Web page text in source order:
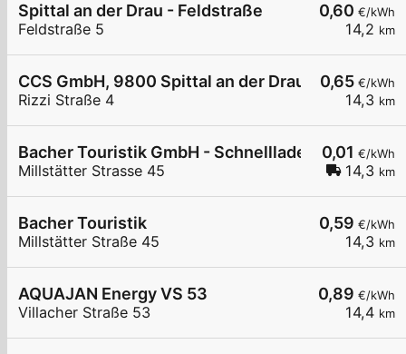
0,60 €/kWh
14,2 km
Spittal an der Drau - Feldstraße
Feldstraße 5
0,65 €/kWh
14,3 km
CCS GmbH, 9800 Spittal an der Drau
Rizzi Straße 4
0,01 €/kWh
14,3 km
Bacher Touristik GmbH - Schnelllader
Millstätter Strasse 45
0,59 €/kWh
14,3 km
Bacher Touristik
Millstätter Straße 45
0,89 €/kWh
14,4 km
AQUAJAN Energy VS 53
Villacher Straße 53